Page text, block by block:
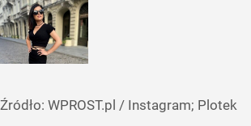
Źródło: WPROST.pl / Instagram; Plotek